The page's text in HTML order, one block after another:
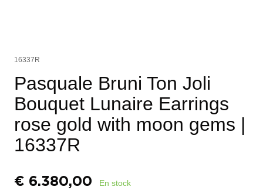
16337R
Pasquale Bruni Ton Joli
Bouquet Lunaire Earrings
rose gold with moon gems |
16337R
€ 6.380,00 En stock